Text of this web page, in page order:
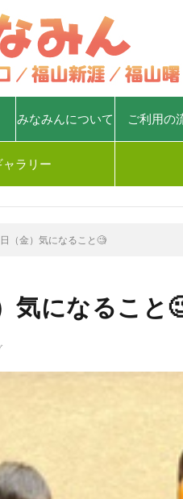
みなみんについて ご利用の
ャラリー
（金）気になること🧐
気になること